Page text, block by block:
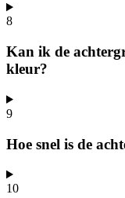
8
Kan ik de
kleur?
9
Hoe snel is de
10